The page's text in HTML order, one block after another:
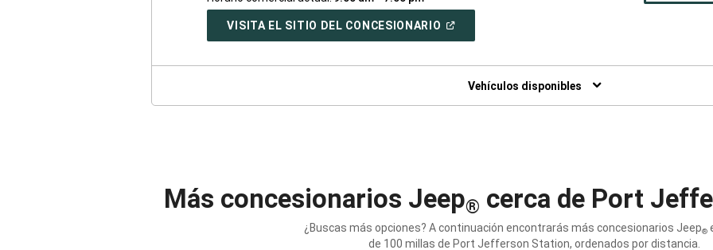
VISITA EL SITIO DEL CONCESIONARIO (ABRIR
NUEVA)
Vehículos disponibles
Más concesionarios Jeep® cerca de Port
¿Buscas más opciones? A continuación encontrarás más concesionarios Jeep®
de 100 millas de Port Jefferson Station, ordenados por distancia.